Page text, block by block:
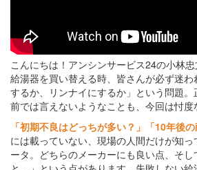
こんにちは！アンシンサービス24の小林忠
給湯器を買い替える時、皆さんが必ず迷
するか、リンナイにするか」という問題
前では言えないようなことも、今回は忖度
「初期不良はどっちが多い？」「10年後の
には載っていない、現場の人間だけが知
ータ。どちらのメーカーにも良い点、そし